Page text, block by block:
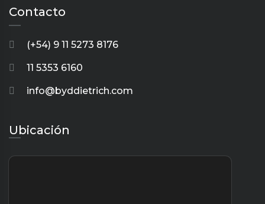
Contacto
(+54) 9 11 5273 8176
11 5353 6160
info@byddietrich.com
Ubicación